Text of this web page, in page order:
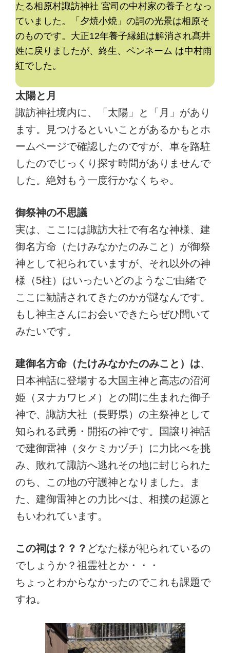
たる相原村諏訪神社 宮司の中村家の養子となっ
ていました。「夕焼小焼」の詞の光景は相原そ
のものです。大正12年養子縁組は解消され髙井
姓に戻りましたが、終生、ペンネーム は中村雨
紅でした。
太陽と月
諏訪神社境内に、「太陽」と「月」があり
ます。見つけるといいことがあるかもとホ
ームページで確認したのですが、車を路駐
したのでじっくり探す時間がありませんで
した。絶対もう一度行かなくちゃ。
御祭神の不思議
実は、ここには諏訪大社で有名な神様、建
御名方命（たけみなかたのみこと）が御祭
神として祀られていますが、それ以外の神
様（5柱）はいったいどのようなご由緒で
ここに勧請されてきたのかが謎なんです。
もし神主さんにお会いできたらぜひ聞いて
みたいです。
建御名方命（たけみなかたのみこと）は、
日本神話に登場する大国主神と高志の沼河
姫（ヌナカワヒメ）との間に生まれた御子
神で、諏訪大社（長野県）の主祭神として
知られる武勇・開拓の神です。国譲り神話
で建御雷神（タケミカヅチ）に力比べを挑
み、敗れて諏訪へ逃れその地に封じられた
のち、この地の守護神となりました。ま
た、建御雷神との力比べは、相撲の起源と
もいわれています。
この祠は？？？ どなた様が祀られているの
でしょうか？祖霊社とか・・・
ちょっとわからなかったのでこれも課題で
すね。